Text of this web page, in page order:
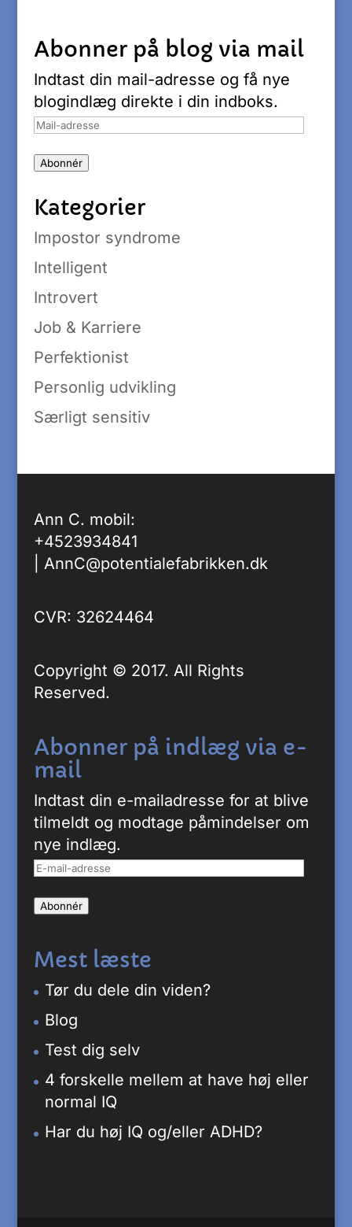
Abonner på blog via mail
Indtast din mail-adresse og få nye
blogindlæg direkte i din indboks.
Mail-
Abonnér
Kategorier
Impostor syndrome
Intelligent
Introvert
Job & Karriere
Perfektionist
Personlig udvikling
Særligt sensitiv
Ann C. mobil:
+4523934841
AnnC@potentialefabrikken.dk
CVR: 32624464
Copyright © 2017. All Rights
Reserved.
Abonner på indlæg via e-
mail
Indtast din e-mailadresse for at blive
tilmeldt og modtage påmindelser om
nye indlæg.
E-
adresse
Abonnér
Mest læste
Tør du dele din viden?
Blog
Test dig selv
4 forskelle mellem at have høj eller
normal IQ
Har du høj IQ og/eller ADHD?